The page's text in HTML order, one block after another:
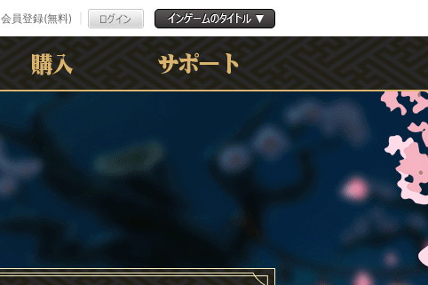
会員登録(無料)
利用規約
ﾌﾟﾗｲﾊﾞｼｰﾎﾟﾘｼｰ